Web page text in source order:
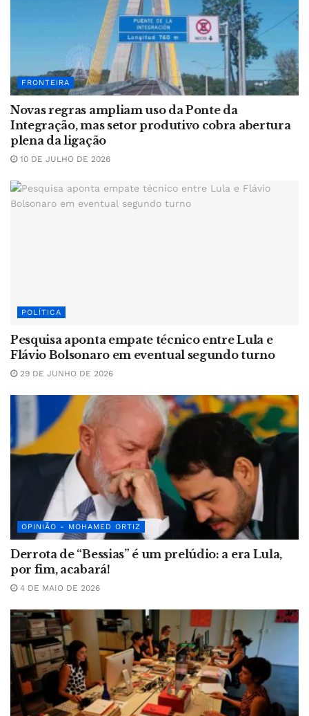
FRONTEIRA
Novas regras ampliam uso da Ponte da
Integração, mas setor produtivo cobra abertura
plena da ligação
10 DE JULHO DE 2026
POLÍTICA
Pesquisa aponta empate técnico entre Lula e
Flávio Bolsonaro em eventual segundo turno
29 DE JUNHO DE 2026
OPINIÃO - MOHAMED ORTIZ
Derrota de “Bessias” é um prelúdio: a era Lula,
por fim, acabará!
4 DE MAIO DE 2026